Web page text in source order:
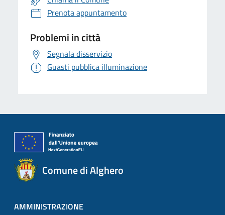
Prenota appuntamento
Problemi in città
Segnala disservizio
Guasti pubblica illuminazione
Comune di Alghero
AMMINISTRAZIONE